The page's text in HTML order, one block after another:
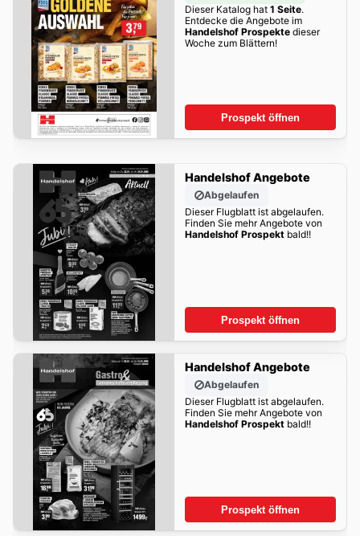
Dieser Katalog hat 1 Seite.
Entdecke die Angebote im
Handelshof Prospektedieser
Woche zum Blättern!
Prospekt öffnen
Handelshof Angebote
Abgelaufen
Dieser Flugblatt ist abgelaufen.
Finden Sie mehr Angebote von
Handelshof Prospektbald!!
Prospekt öffnen
Handelshof Angebote
Abgelaufen
Dieser Flugblatt ist abgelaufen.
Finden Sie mehr Angebote von
Handelshof Prospektbald!!
Prospekt öffnen